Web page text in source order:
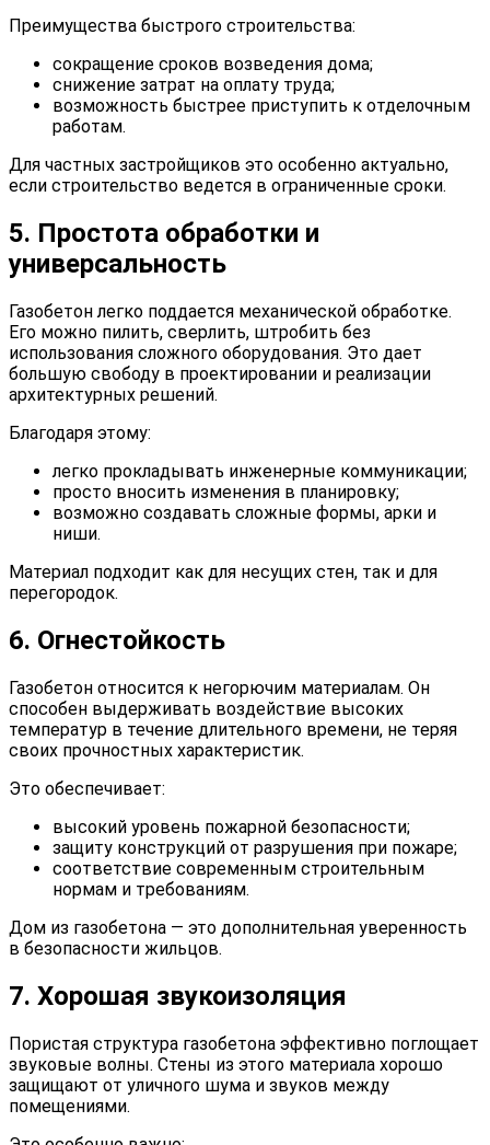
Преимущества быстрого строительства:
сокращение сроков возведения дома;
снижение затрат на оплату труда;
возможность быстрее приступить к отделочным
работам.
Для частных застройщиков это особенно актуально,
если строительство ведется в ограниченные сроки.
5. Простота обработки и
универсальность
Газобетон легко поддается механической обработке.
Его можно пилить, сверлить, штробить без
использования сложного оборудования. Это дает
большую свободу в проектировании и реализации
архитектурных решений.
Благодаря этому:
легко прокладывать инженерные коммуникации;
просто вносить изменения в планировку;
возможно создавать сложные формы, арки и
ниши.
Материал подходит как для несущих стен, так и для
перегородок.
6. Огнестойкость
Газобетон относится к негорючим материалам. Он
способен выдерживать воздействие высоких
температур в течение длительного времени, не теряя
своих прочностных характеристик.
Это обеспечивает:
высокий уровень пожарной безопасности;
защиту конструкций от разрушения при пожаре;
соответствие современным строительным
нормам и требованиям.
Дом из газобетона — это дополнительная уверенность
в безопасности жильцов.
7. Хорошая звукоизоляция
Пористая структура газобетона эффективно поглощает
звуковые волны. Стены из этого материала хорошо
защищают от уличного шума и звуков между
помещениями.